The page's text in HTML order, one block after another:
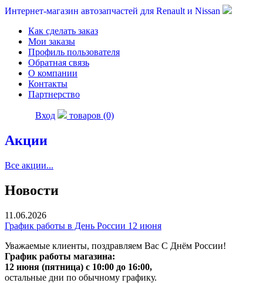
Интернет-магазин автозапчастей для Renault и Nissan
Как сделать заказ
Мои заказы
Профиль пользователя
Обратная связь
О компании
Контакты
Партнерство
Вход товаров (0)
Акции
Все акции...
Новости
11.06.2026
График работы в День России 12 июня
Уважаемые клиенты, поздравляем Вас С Днём России!
График работы магазина:
12 июня (пятница) с 10:00 до 16:00,
остальные дни по обычному графику.